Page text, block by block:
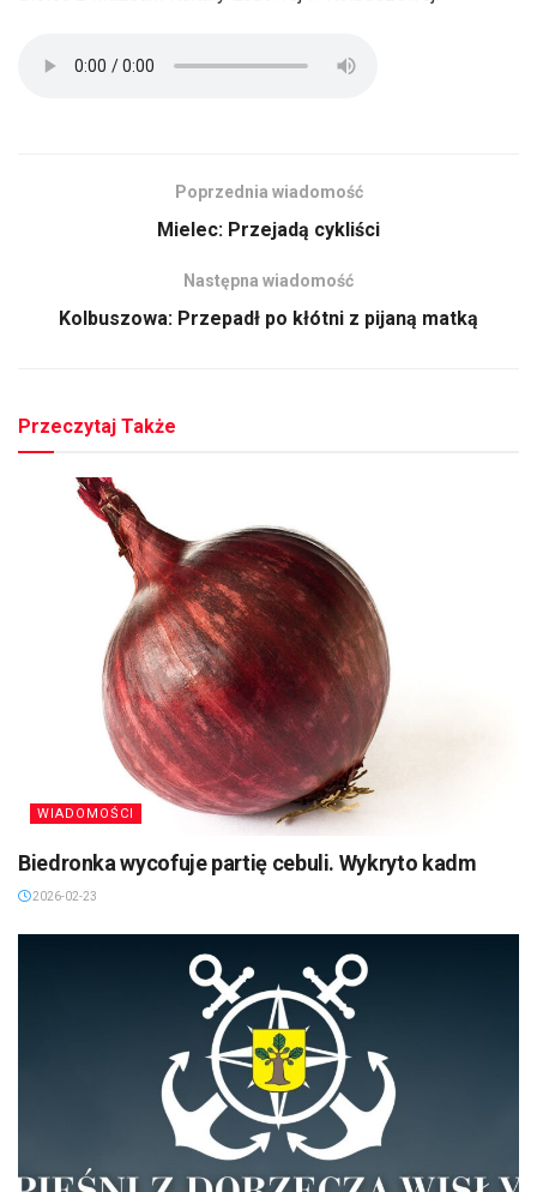
Poprzednia wiadomość
Mielec: Przejadą cykliści
Następna wiadomość
Kolbuszowa: Przepadł po kłótni z pijaną matką
Przeczytaj Także
WIADOMOŚCI
Biedronka wycofuje partię cebuli. Wykryto kadm
2026-02-23